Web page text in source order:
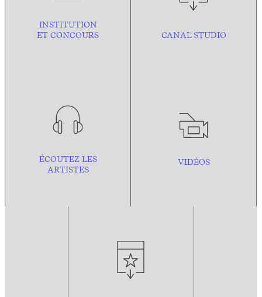
INSTITUTION
ET CONCOURS
CANAL STUDIO
ÉCOUTEZ LES
ARTISTES
VIDÉOS